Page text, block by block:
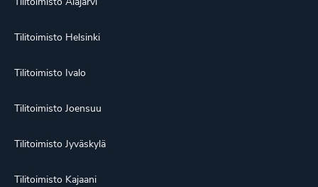
Tilitoimisto Helsinki
Tilitoimisto Ivalo
Tilitoimisto Joensuu
Tilitoimisto Jyväskylä
Tilitoimisto Kajaani